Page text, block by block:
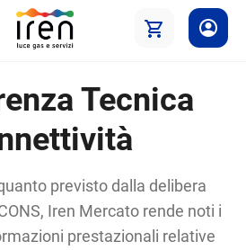
Tecnica
previsto dalla delibera
Iren Mercato rende noti i
prestazionali relative